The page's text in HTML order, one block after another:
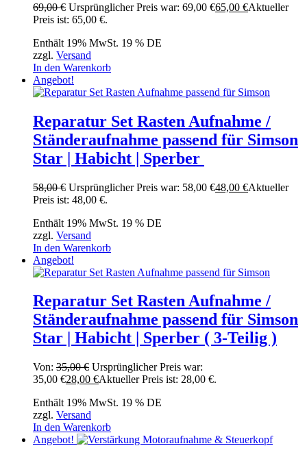
69,00€ Ursprünglicher Preis war: 69,00 €65,00 €Aktueller
Preis ist: 65,00 €.
Enthält 19% MwSt. 19 % DE
zzgl. Versand
In den Warenkorb
Angebot!
Reparatur Set Rasten Aufnahme /
Ständeraufnahme passend für Simson
Star | Habicht | Sperber
58,00€ Ursprünglicher Preis war: 58,00 €48,00 €Aktueller
Preis ist: 48,00 €.
Enthält 19% MwSt. 19 % DE
zzgl. Versand
In den Warenkorb
Angebot!
Reparatur Set Rasten Aufnahme /
Ständeraufnahme passend für Simson
Star | Habicht | Sperber ( 3-Teilig )
Von: 35,00€ Ursprünglicher Preis war:
35,00 €28,00 €Aktueller Preis ist: 28,00 €.
Enthält 19% MwSt. 19 % DE
zzgl. Versand
In den Warenkorb
Angebot!